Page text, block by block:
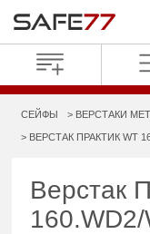
СЕЙФЫ ВЕРСТАКИ
ВЕРСТАК ПРАКТИК WT
Верстак